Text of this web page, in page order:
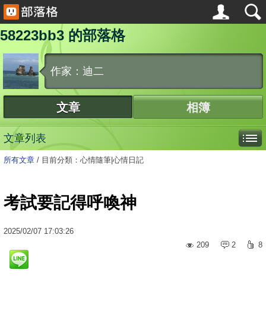
58223bb3 的部落格
作家：迪二
文章 相簿
文章列表
所有文章 / 目前分類：心情隨筆|心情日記
考試要記得呼喚神
2025/02/07 17:03:26
209
2 8